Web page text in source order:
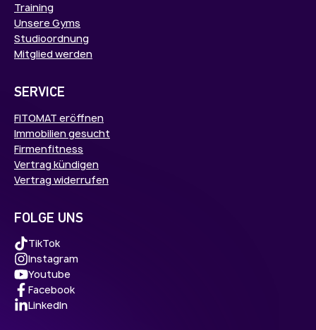
Training
Unsere Gyms
Studioordnung
Mitglied werden
SERVICE
FITOMAT eröffnen
Immobilien gesucht
Firmenfitness
Vertrag kündigen
Vertrag widerrufen
FOLGE UNS
TikTok
Instagram
Youtube
Facebook
LinkedIn